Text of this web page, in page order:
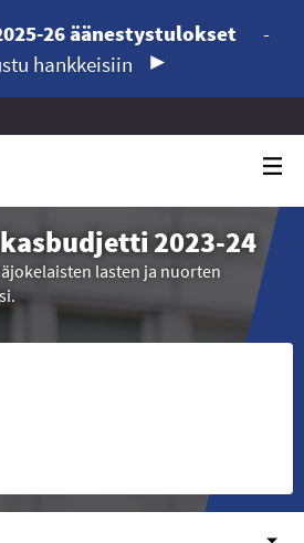
26 äänestystulokset
-
hankkeisiin
2023-24
lasten ja nuorten